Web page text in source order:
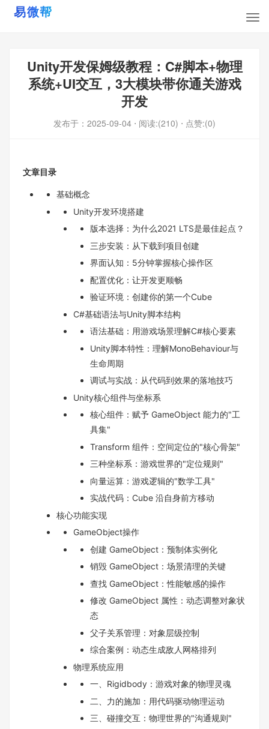
Unity开发保姆级教程：C#脚本+物理
系统+UI交互，3大模块带你通关游戏
开发
发布于： 2025-09-04 ⋅ 阅读:(210) ⋅ 点赞:(0)
文章目录
基础概念
Unity开发环境搭建
版本选择：为什么2021 LTS是最佳起点？
三步安装：从下载到项目创建
界面认知：5分钟掌握核心操作区
配置优化：让开发更顺畅
验证环境：创建你的第一个Cube
C#基础语法与Unity脚本结构
语法基础：用游戏场景理解C#核心要素
Unity脚本特性：理解MonoBehaviour与
生命周期
调试与实战：从代码到效果的落地技巧
Unity核心组件与坐标系
核心组件：赋予 GameObject 能力的"工
具集"
Transform 组件：空间定位的"核心骨架"
三种坐标系：游戏世界的"定位规则"
向量运算：游戏逻辑的"数学工具"
实战代码：Cube 沿自身前方移动
核心功能实现
GameObject操作
创建 GameObject：预制体实例化
销毁 GameObject：场景清理的关键
查找 GameObject：性能敏感的操作
修改 GameObject 属性：动态调整对象状
态
父子关系管理：对象层级控制
综合案例：动态生成敌人网格排列
物理系统应用
一、Rigidbody：游戏对象的物理灵魂
二、力的施加：用代码驱动物理运动
三、碰撞交互：物理世界的"沟通规则"